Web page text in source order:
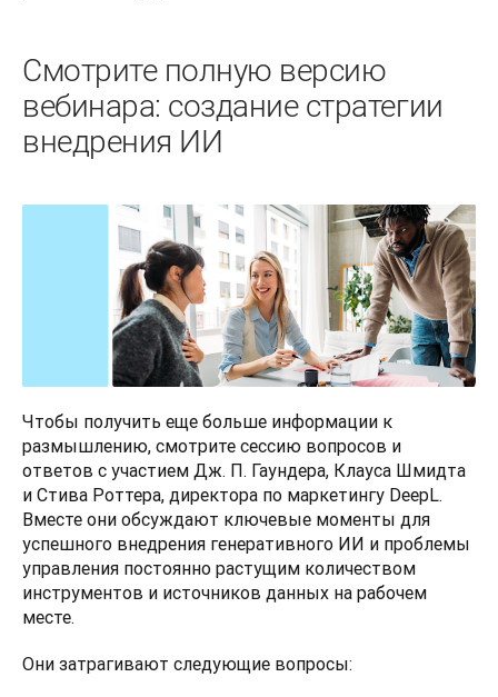
Смотрите полную версию
вебинара: создание стратегии
внедрения ИИ
Чтобы получить еще больше информации к
размышлению, смотрите сессию вопросов и
ответов с участием Дж. П. Гаундера, Клауса Шмидта
и Стива Роттера, директора по маркетингу DeepL.
Вместе они обсуждают ключевые моменты для
успешного внедрения генеративного ИИ и проблемы
управления постоянно растущим количеством
инструментов и источников данных на рабочем
месте.
Они затрагивают следующие вопросы: